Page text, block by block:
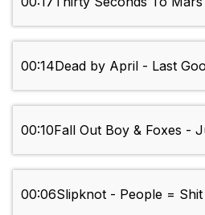
00:14Dead by April - Last
00:10Fall Out Boy & Foxes -
00:06Slipknot - People = Shit